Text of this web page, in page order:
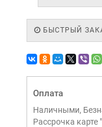
БЫСТРЫЙ
Оплата
Наличными,
Рассрочка